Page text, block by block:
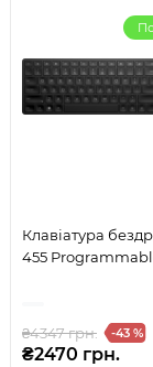
Клавіатура
455
₴4347 грн. -43 %
₴2470 грн.